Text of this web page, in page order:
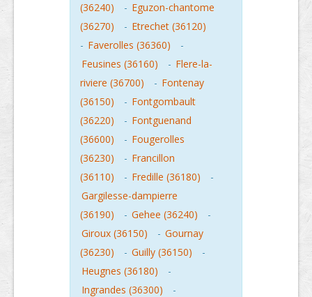
(36240)
- Eguzon-chantome
(36270)
- Etrechet (36120)
- Faverolles (36360)
-
Feusines (36160)
- Flere-la-
riviere (36700)
- Fontenay
(36150)
- Fontgombault
(36220)
- Fontguenand
(36600)
- Fougerolles
(36230)
- Francillon
(36110)
- Fredille (36180)
-
Gargilesse-dampierre
(36190)
- Gehee (36240)
-
Giroux (36150)
- Gournay
(36230)
- Guilly (36150)
-
Heugnes (36180)
-
Ingrandes (36300)
-